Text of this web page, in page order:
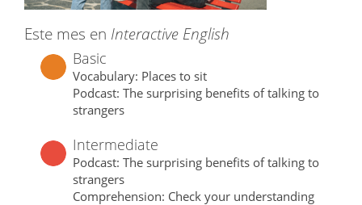
Este mes en Interactive English
Basic
Vocabulary: Places to sit
Podcast: The surprising benefits of talking to
strangers
Intermediate
Podcast: The surprising benefits of talking to
strangers
Comprehension: Check your understanding